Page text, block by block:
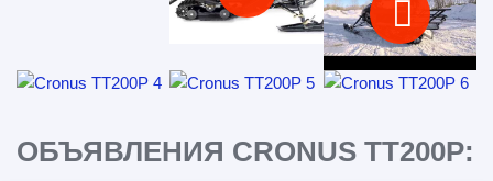
ОБЪЯВЛЕНИЯ CRONUS TT200P: